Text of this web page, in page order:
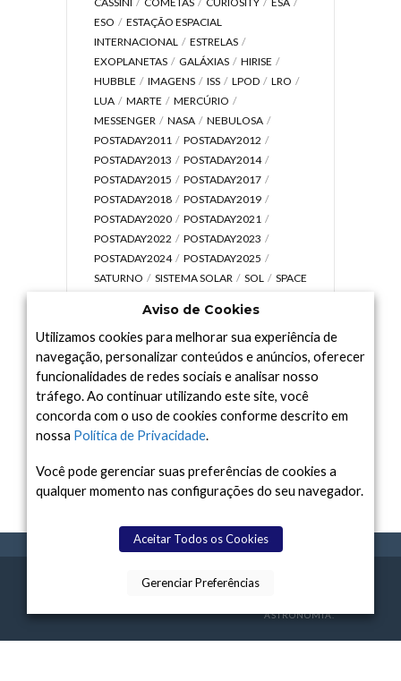
ESO
ESTAÇÃO ESPACIAL
INTERNACIONAL
ESTRELAS
EXOPLANETAS
GALÁXIAS
HIRISE
HUBBLE
IMAGENS ISS LPOD
LRO
LUA
MARTE
MERCÚRIO
MESSENGER
NASA
NEBULOSA
POSTADAY2011
POSTADAY2012
POSTADAY2013
POSTADAY2014
POSTADAY2015
POSTADAY2017
POSTADAY2018
POSTADAY2019
POSTADAY2020
POSTADAY2021
POSTADAY2022
POSTADAY2023
POSTADAY2024
POSTADAY2025
SATURNO
SISTEMA SOLAR SOL
SPACE
UNIVERSO
VÍDEO
Arquivo
Arquivo
TERMOS CONTATO SPACE TODAY
ASTRONOMIA.
Aviso de Cookies
Utilizamos cookies para melhorar sua experiência de
navegação, personalizar conteúdos e anúncios, oferecer
funcionalidades de redes sociais e analisar nosso
tráfego. Ao continuar utilizando este site, você
concorda com o uso de cookies conforme descrito em
nossa Política de Privacidade.
Você pode gerenciar suas preferências de cookies a
qualquer momento nas configurações do seu navegador.
Aceitar Todos os Cookies
Gerenciar Preferências